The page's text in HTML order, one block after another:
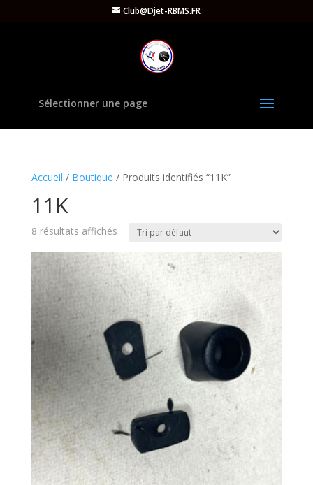
Club@Djet-RBMS.FR
Sélectionner une page
Accueil / Boutique / Produits identifiés “11K”
11K
8 résultats affichés